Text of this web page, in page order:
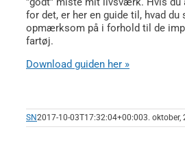
for det, er her en guide til, hvad
opmærksom på i forhold til de
fartøj.
Download guiden her »
SN2017-10-03T17:32:04+00:003. oktober,